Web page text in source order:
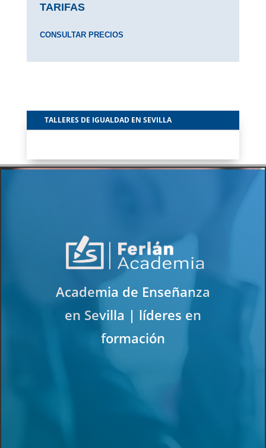
TARIFAS
CONSULTAR PRECIOS
TALLERES DE IGUALDAD EN SEVILLA
Academia de Enseñanza
en Sevilla | líderes en
formación